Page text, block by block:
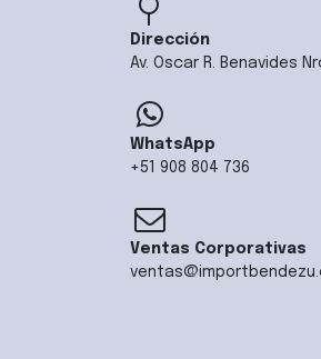
Dirección
Av. Oscar R. Benavides
WhatsApp
+51 908 804 736
Ventas Corporativas